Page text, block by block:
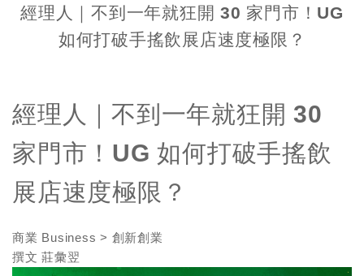
經理人｜不到一年就狂開 30 家門市！UG
如何打破手搖飲展店速度極限？
經理人｜不到一年就狂開 30
家門市！UG 如何打破手搖飲
展店速度極限？
商業 Business > 創新創業
撰文 莊彙翌